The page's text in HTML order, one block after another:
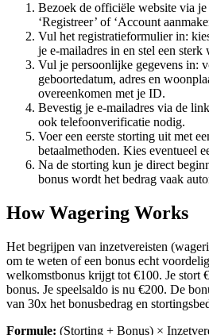
Bezoek de officiële website via
‘Registreer’ of ‘Account
Vul het registratieformulier in:
je e-mailadres in en stel een
Vul je persoonlijke gegevens in:
geboortedatum, adres en
overeenkomen met je ID.
Bevestig je e-mailadres via de
ook telefoonverificatie nodig.
Voer een eerste storting uit met
betaalmethoden. Kies eventueel
Na de storting kun je direct
bonus wordt het bedrag vaak
How Wagering Works
Het begrijpen van inzetvereisten
om te weten of een bonus echt
welkomstbonus krijgt tot €100. Je stort
bonus. Je speelsaldo is nu €200. De
van 30x het bonusbedrag en
Formule: (Storting + Bonus) ×